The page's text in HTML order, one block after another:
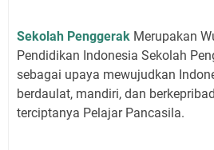
Sekolah Penggerak Merupakan
Pendidikan Indonesia Sekolah
sebagai upaya mewujudkan
berdaulat, mandiri, dan
terciptanya Pelajar Pancasila.